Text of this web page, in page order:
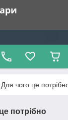
Для чого це
потрібно